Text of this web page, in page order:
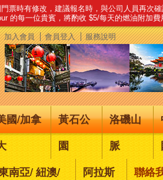
加入會員 會員登入 服務說明
國/加拿
黃石公
園
洛磯山
脈
南亞/ 紐澳/
阿拉斯
聯絡
票時有修改，建議報名時，與公司人員再次
的每一位貴賓，將酌收 $5/每天的燃油附加